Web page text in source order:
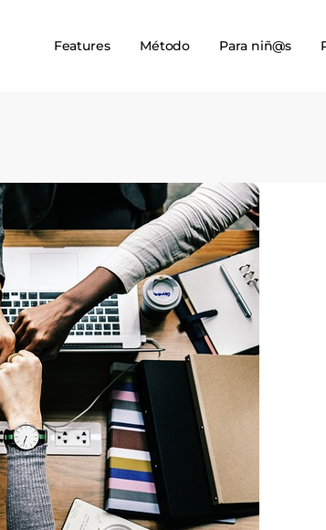
Features Método Para niñ@s